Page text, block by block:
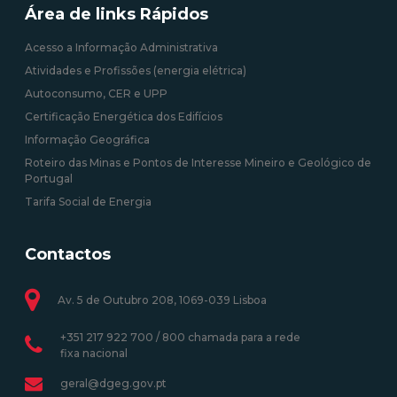
Área de links Rápidos
Acesso a Informação Administrativa
Atividades e Profissões (energia elétrica)
Autoconsumo, CER e UPP
Certificação Energética dos Edifícios
Informação Geográfica
Roteiro das Minas e Pontos de Interesse Mineiro e Geológico de
Portugal
Tarifa Social de Energia
Contactos
Av. 5 de Outubro 208, 1069-039 Lisboa
+351 217 922 700 / 800 chamada para a rede
fixa nacional
geral@dgeg.gov.pt